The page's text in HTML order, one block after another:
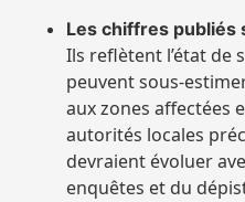
Les chiffres publiés
Ils reflètent l’état de
peuvent
aux zones affectées
autorités locales
devraient évoluer
enquêtes et du